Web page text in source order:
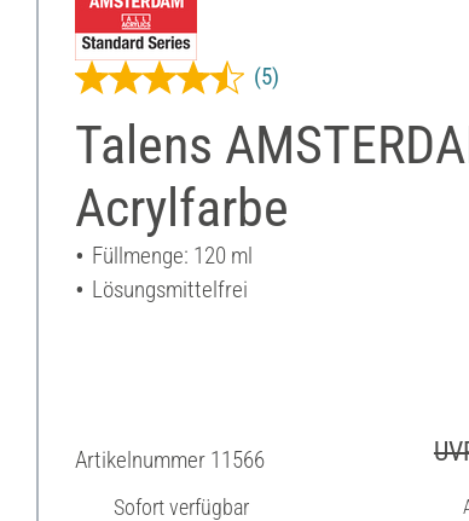
Talens
Acrylfarbe
(5)
Füllmenge: 120 ml
Lösungsmittelfrei
Artikelnummer 11566
Sofort verfügbar